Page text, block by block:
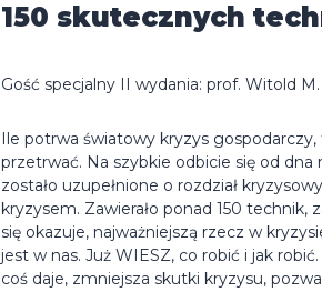
150 skutecznych
Gość specjalny II wydania: prof. Witold M.
Ile potrwa światowy kryzys
przetrwać. Na szybkie odbicie się od
zostało uzupełnione o rozdział
kryzysem. Zawierało ponad 150
się okazuje, najważniejszą rzecz w
jest w nas. Już WIESZ, co robić i jak
coś daje, zmniejsza skutki kryzysu,